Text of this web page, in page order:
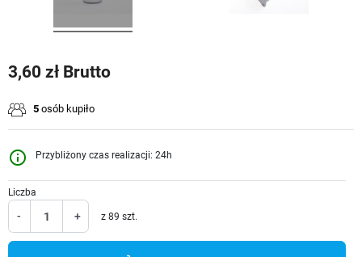
3,60 zł Brutto
5 osób kupiło
info_outline Przybliżony czas realizacji: 24h
Liczba
- + z 89 szt.